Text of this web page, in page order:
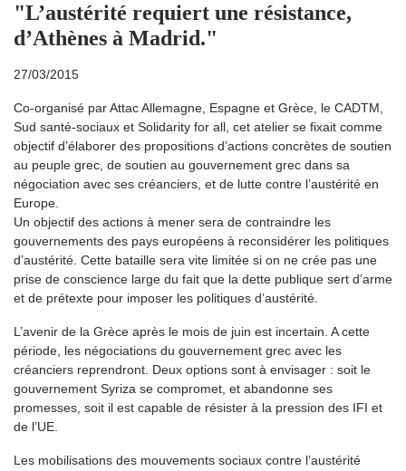
"L’austérité requiert une résistance,
d’Athènes à Madrid."
27/03/2015
Co-organisé par Attac Allemagne, Espagne et Grèce, le CADTM,
Sud santé-sociaux et Solidarity for all, cet atelier se fixait comme
objectif d’élaborer des propositions d’actions concrètes de soutien
au peuple grec, de soutien au gouvernement grec dans sa
négociation avec ses créanciers, et de lutte contre l’austérité en
Europe.
Un objectif des actions à mener sera de contraindre les
gouvernements des pays européens à reconsidérer les politiques
d’austérité. Cette bataille sera vite limitée si on ne crée pas une
prise de conscience large du fait que la dette publique sert d’arme
et de prétexte pour imposer les politiques d’austérité.
L’avenir de la Grèce après le mois de juin est incertain. A cette
période, les négociations du gouvernement grec avec les
créanciers reprendront. Deux options sont à envisager : soit le
gouvernement Syriza se compromet, et abandonne ses
promesses, soit il est capable de résister à la pression des IFI et
de l’UE.
Les mobilisations des mouvements sociaux contre l’austérité